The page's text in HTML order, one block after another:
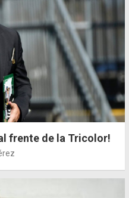
frente de la Tricolor!